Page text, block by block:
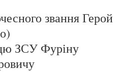
звання Герой
ЗСУ Фуріну